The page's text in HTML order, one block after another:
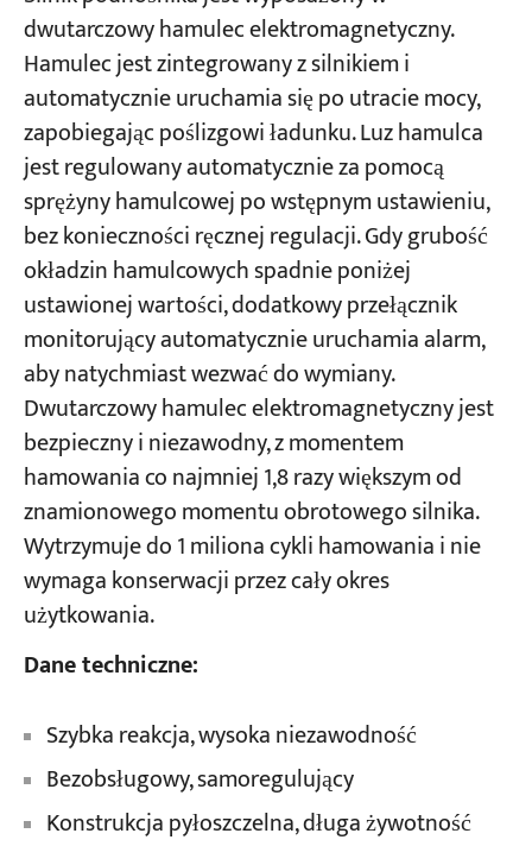
dwutarczowy hamulec elektromagnetyczny.
Hamulec jest zintegrowany z silnikiem i
automatycznie uruchamia się po utracie mocy,
zapobiegając poślizgowi ładunku. Luz hamulca
jest regulowany automatycznie za pomocą
sprężyny hamulcowej po wstępnym ustawieniu,
bez konieczności ręcznej regulacji. Gdy grubość
okładzin hamulcowych spadnie poniżej
ustawionej wartości, dodatkowy przełącznik
monitorujący automatycznie uruchamia alarm,
aby natychmiast wezwać do wymiany.
Dwutarczowy hamulec elektromagnetyczny jest
bezpieczny i niezawodny, z momentem
hamowania co najmniej 1,8 razy większym od
znamionowego momentu obrotowego silnika.
Wytrzymuje do 1 miliona cykli hamowania i nie
wymaga konserwacji przez cały okres
użytkowania.
Dane techniczne:
Szybka reakcja, wysoka niezawodność
Bezobsługowy, samoregulujący
Konstrukcja pyłoszczelna, długa żywotność